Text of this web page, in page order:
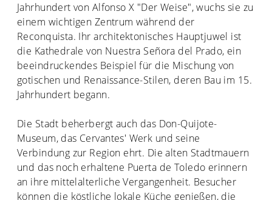
Jahrhundert von Alfonso X "Der Weise", wuchs sie zu
einem wichtigen Zentrum während der
Reconquista. Ihr architektonisches Hauptjuwel ist
die Kathedrale von Nuestra Señora del Prado, ein
beeindruckendes Beispiel für die Mischung von
gotischen und Renaissance-Stilen, deren Bau im 15.
Jahrhundert begann.
Die Stadt beherbergt auch das Don-Quijote-
Museum, das Cervantes' Werk und seine
Verbindung zur Region ehrt. Die alten Stadtmauern
und das noch erhaltene Puerta de Toledo erinnern
an ihre mittelalterliche Vergangenheit. Besucher
können die köstliche lokale Küche genießen, die